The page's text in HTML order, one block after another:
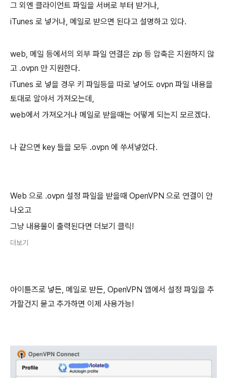
그 외엔 클라이언트 파일을 서버로 부터 받거나,
iTunes 로 넣거나, 메일로 받으면 된다고 설명하고 있다.
web, 메일 등에서의 외부 파일 연결은 zip 등 압축은 지원하지 않
고 .ovpn 만 지원한다.
iTunes 로 넣을 경우 키 파일등을 따로 넣어도 ovpn 파일 내용을
토대로 알아서 가져오는데,
web에서 가져오거나 메일로 받을때는 어떻게 되는지 모르겠다.
나 같으면 key 들을 모두 .ovpn 에 쑤셔넣었다.
Web 으로 .ovpn 설정 파일을 받을때 OpenVPN 으로 연결이 안
나오고
그냥 내용물이 출력된다면 더보기 클릭!
더보기
아이튠즈로 넣든, 메일로 받든, OpenVPN 앱에서 설정 파일을 추
가할건지 묻고 추가하면 이제 사용가능!